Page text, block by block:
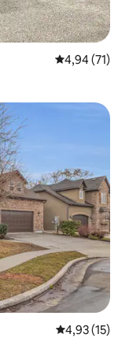
Gemiddelde
4,94 (71)
Gemiddelde
4,93 (15)